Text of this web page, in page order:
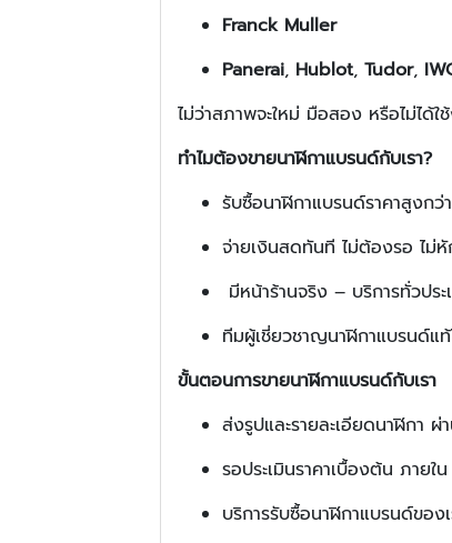
Franck Muller
Panerai, Hublot, Tudor,
ไม่ว่าสภาพจะใหม่ มือสอง หรือไม่ได้
ทำไมต้องขายนาฬิกาแบรนด์กับเรา?
รับซื้อนาฬิกาแบรนด์ราคาสูงกว่
จ่ายเงินสดทันที ไม่ต้องรอ ไม่
มีหน้าร้านจริง – บริการทั่วปร
ทีมผู้เชี่ยวชาญนาฬิกาแบรนด์แ
ขั้นตอนการขายนาฬิกาแบรนด์กับเรา
ส่งรูปและรายละเอียดนาฬิกา
รอประเมินราคาเบื้องต้น ภายใ
บริการรับซื้อนาฬิกาแบรนด์ขอ